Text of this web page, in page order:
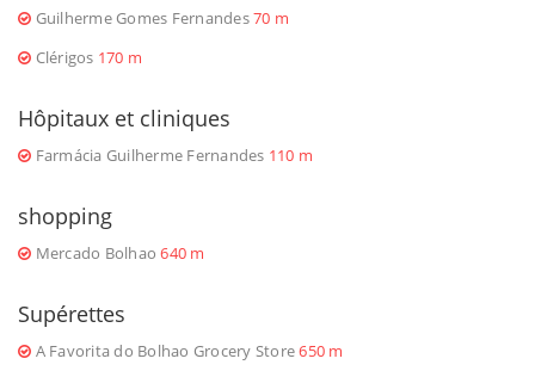
Guilherme Gomes Fernandes70 m
Clérigos 170 m
Hôpitaux et cliniques
Farmácia Guilherme Fernandes 110 m
shopping
Mercado Bolhao640 m
Supérettes
A Favorita do Bolhao Grocery Store650 m